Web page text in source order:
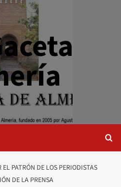
EL PATRÓN DE LOS PERIODISTAS
DE LA PRENSA